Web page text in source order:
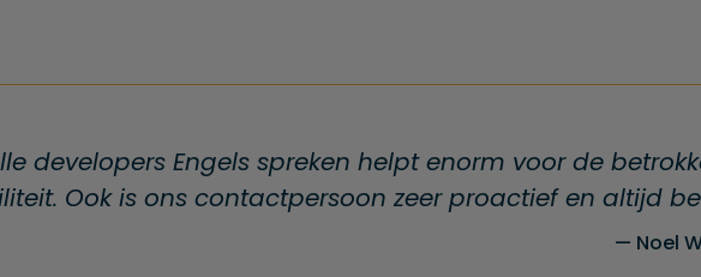
developers Engels spreken helpt enorm voor de
Ook is ons contactpersoon zeer proactief en altijd
Noel